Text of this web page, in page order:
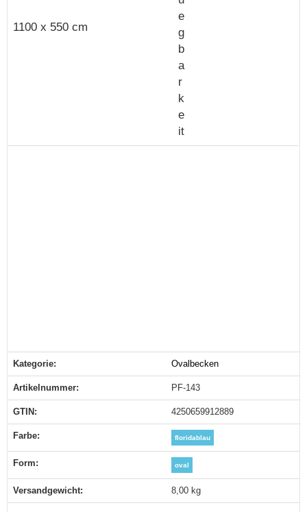
1100 x 550 cm
Produkteigenschaft
Wert
Kategorie: Ovalbecken
Artikelnummer: PF-143
GTIN: 4250659912889
Farbe‍: floridablau
Form‍: oval
Versandgewicht‍: 8,00 kg